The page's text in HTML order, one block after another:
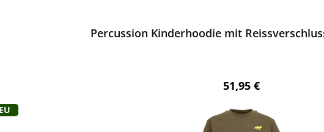
Percussion Kinderhoodie mit
Regulärer Preis:
51,95 €